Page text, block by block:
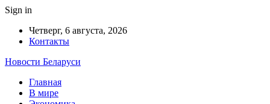
Sign in
Четверг, 6 августа, 2026
Контакты
Новости Беларуси
Главная
В мире